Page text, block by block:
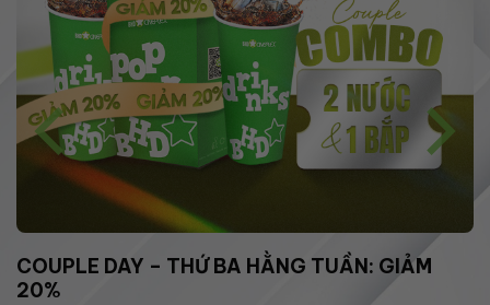
COUPLE DAY – THỨ BA HẰNG TUẦN: GIẢM
20%